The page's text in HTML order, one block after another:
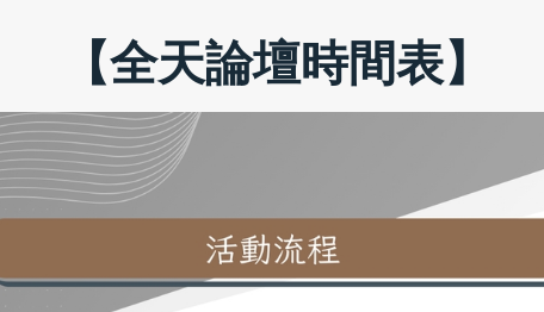
【全天論壇時間表】